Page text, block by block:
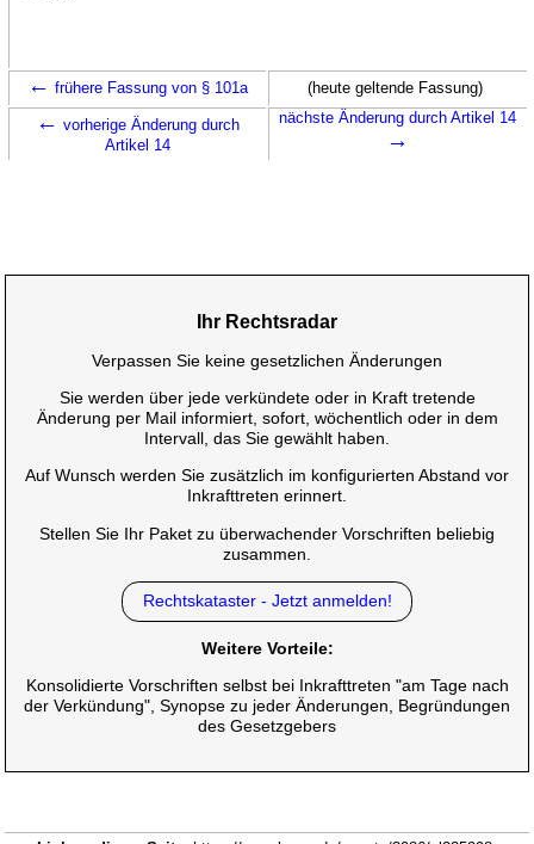
← frühere Fassung von § 101a (heute geltende Fassung)
← vorherige Änderung durch
Artikel 14
nächste Änderung durch Artikel 14
→
Ihr Rechtsradar
Verpassen Sie keine gesetzlichen Änderungen
Sie werden über jede verkündete oder in Kraft tretende
Änderung per Mail informiert, sofort, wöchentlich oder in dem
Intervall, das Sie gewählt haben.
Auf Wunsch werden Sie zusätzlich im konfigurierten Abstand vor
Inkrafttreten erinnert.
Stellen Sie Ihr Paket zu überwachender Vorschriften beliebig
zusammen.
Rechtskataster - Jetzt anmelden!
Weitere Vorteile:
Konsolidierte Vorschriften selbst bei Inkrafttreten "am Tage nach
der Verkündung", Synopse zu jeder Änderungen, Begründungen
des Gesetzgebers